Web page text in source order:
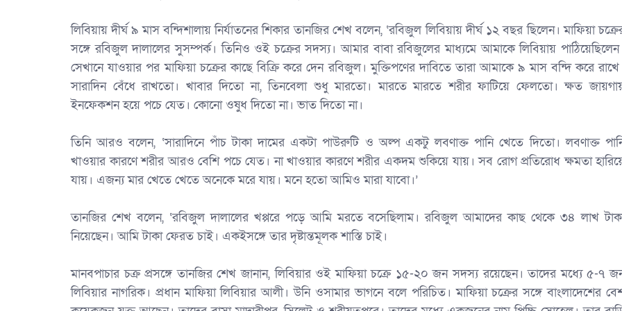
‎লিবিয়ায় দীর্ঘ ৯ মাস বন্দিশালায় নির্যাতনের শিকার তানজির শেখ বলেন, ‌‘রবিজুল লিবিয়ায় দীর্ঘ ১২ বছর ছিলেন। মাফিয়া
সঙ্গে রবিজুল দালালের সুসম্পর্ক। তিনিও ওই চক্রের সদস্য। আমার বাবা রবিজুলের মাধ্যমে আমাকে লিবিয়ায়
সেখানে যাওয়ার পর মাফিয়া চক্রের কাছে বিক্রি করে দেন রবিজুল। মুক্তিপণের দাবিতে তারা আমাকে ৯ মাস বন্দি করে
সারাদিন বেঁধে রাখতো। খাবার দিতো না, তিনবেলা শুধু মারতো। মারতে মারতে শরীর ফাটিয়ে ফেলতো। ক্ষত
ইনফেকশন হয়ে পচে যেত। কোনো ওষুধ দিতো না। ভাত দিতো না।
‎তিনি আরও বলেন, ‘সারাদিনে পাঁচ টাকা দামের একটা পাউরুটি ও অল্প একটু লবণাক্ত পানি খেতে দিতো। লবণাক্ত
খাওয়ার কারণে শরীর আরও বেশি পচে যেত। না খাওয়ার কারণে শরীর একদম শুকিয়ে যায়। সব রোগ প্রতিরোধ ক্ষমতা
যায়। এজন্য মার খেতে খেতে অনেকে মরে যায়। মনে হতো আমিও মারা যাবো।’
‎তানজির শেখ বলেন, ‘রবিজুল দালালের খপ্পরে পড়ে আমি মরতে বসেছিলাম। রবিজুল আমাদের কাছ থেকে ৩৪ লাখ
নিয়েছেন। আমি টাকা ফেরত চাই। একইসঙ্গে তার দৃষ্টান্তমূলক শাস্তি চাই।
‎মানবপাচার চক্র প্রসঙ্গে তানজির শেখ জানান, লিবিয়ার ওই মাফিয়া চক্রে ১৫-২০ জন সদস্য রয়েছেন। তাদের মধ্যে ৫-৭
লিবিয়ার নাগরিক। প্রধান মাফিয়া লিবিয়ার আলী। উনি ওসামার ভাগনে বলে পরিচিত। মাফিয়া চক্রের সঙ্গে বাংলাদেশের